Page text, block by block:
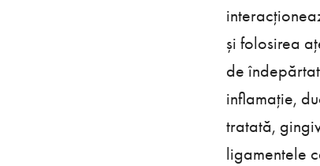
și folosirea
de
inflamație,
tratată,
ligamentele